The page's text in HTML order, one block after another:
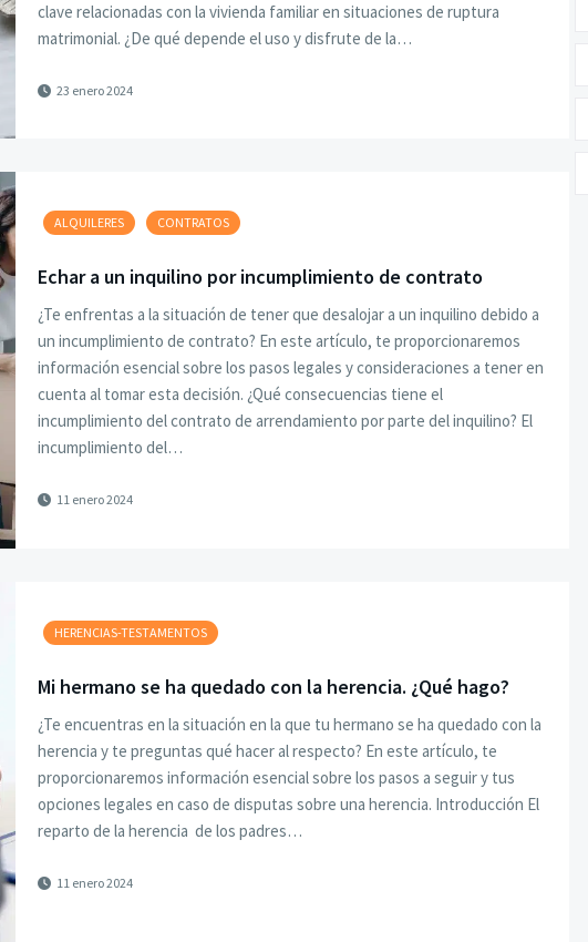
clave relacionadas con la vivienda familiar en situaciones de ruptura
matrimonial. ¿De qué depende el uso y disfrute de la…
23 enero 2024
ALQUILERES CONTRATOS
Echar a un inquilino por incumplimiento de contrato
¿Te enfrentas a la situación de tener que desalojar a un inquilino debido a
un incumplimiento de contrato? En este artículo, te proporcionaremos
información esencial sobre los pasos legales y consideraciones a tener en
cuenta al tomar esta decisión. ¿Qué consecuencias tiene el
incumplimiento del contrato de arrendamiento por parte del inquilino? El
incumplimiento del…
11 enero 2024
HERENCIAS-TESTAMENTOS
Mi hermano se ha quedado con la herencia. ¿Qué hago?
¿Te encuentras en la situación en la que tu hermano se ha quedado con la
herencia y te preguntas qué hacer al respecto? En este artículo, te
proporcionaremos información esencial sobre los pasos a seguir y tus
opciones legales en caso de disputas sobre una herencia. Introducción El
reparto de la herencia de los padres…
11 enero 2024